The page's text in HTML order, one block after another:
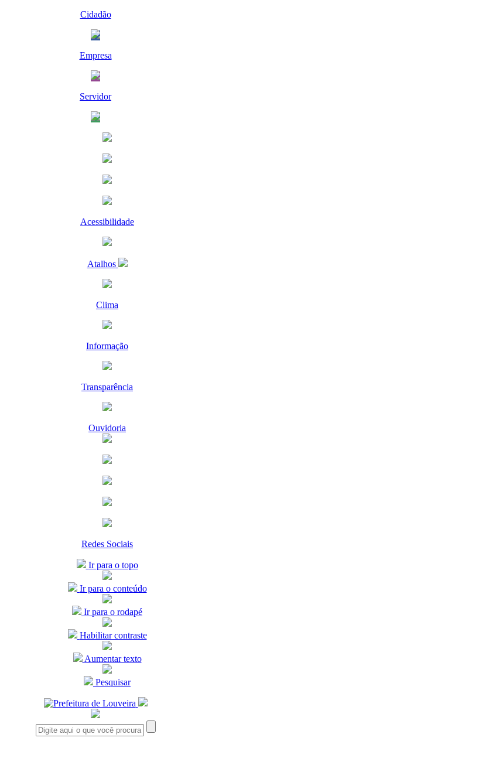
Cidadão
Empresa
Servidor
Acessibilidade
Atalhos
Clima
Informação
Transparência
Ouvidoria
Redes Sociais
Ir para o topo
Ir para o conteúdo
Ir para o rodapé
Habilitar contraste
Aumentar texto
Pesquisar